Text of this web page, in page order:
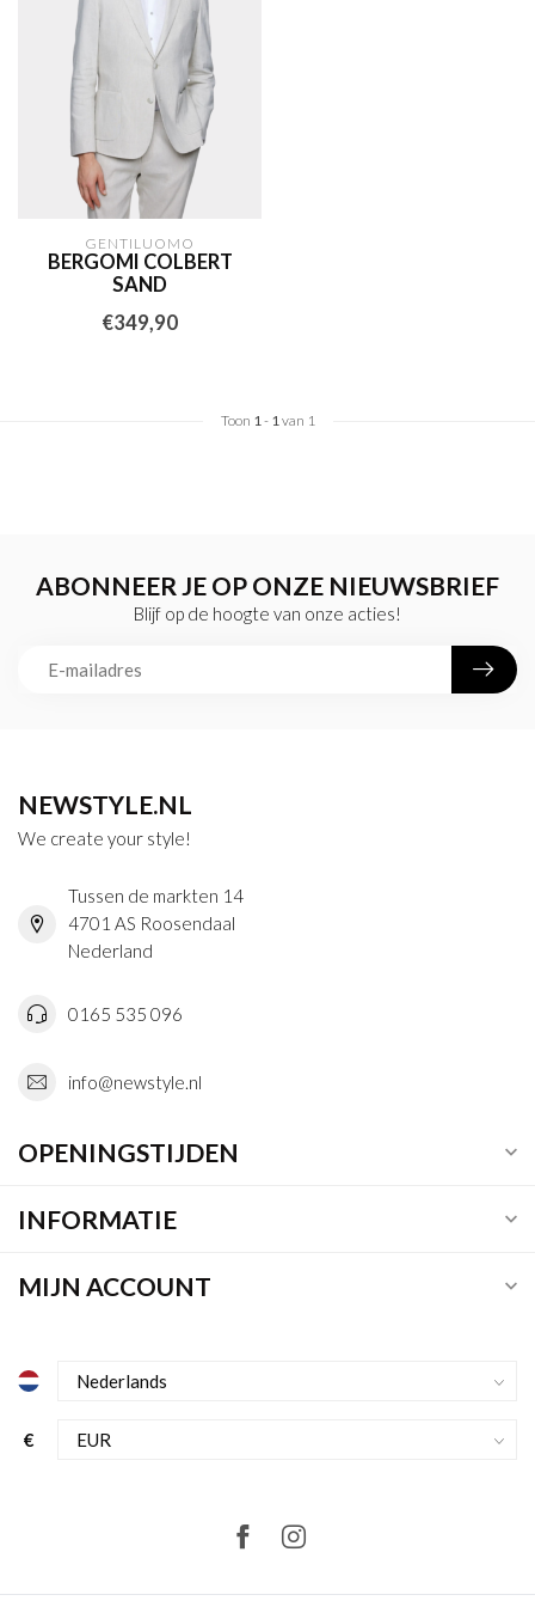
GENTILUOMO
BERGOMI COLBERT
SAND
€349,90
Toon 1- 1van 1
ABONNEER JE OP ONZE NIEUWSBRIEF
Blijf op de hoogte van onze acties!
NEWSTYLE.NL
We create your style!
Tussen de markten 14
4701 AS Roosendaal
Nederland
0165 535 096
info@newstyle.nl
OPENINGSTIJDEN
INFORMATIE
MIJN ACCOUNT
€